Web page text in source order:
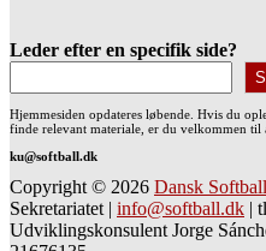
Leder efter en specifik side?
Hjemmesiden opdateres løbende. Hvis du
finde relevant materiale, er du velkommen til
ku@softball.dk
Copyright © 2026 Dansk
Sekretariatet | info@softball.dk |
Udviklingskonsulent Jorge